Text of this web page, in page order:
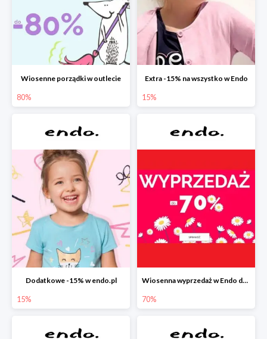
Wiosenne porządki w outlecie
80%
Extra -15% na wszystko w Endo
15%
Dodatkowe -15% w endo.pl
15%
Wiosenna wyprzedaż w Endo do -70%
70%